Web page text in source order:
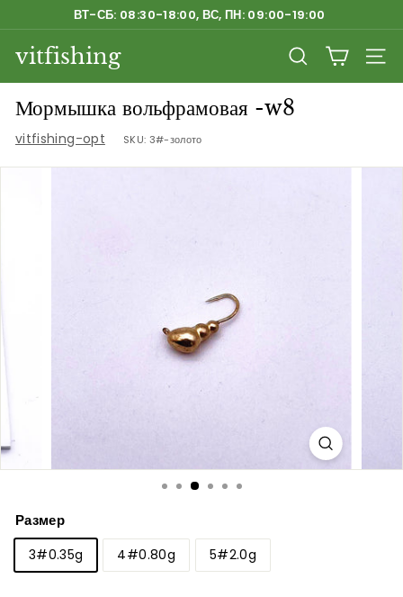
к
содержанию
Приостановить
ВТ-СБ: 08:30-18:00, ВС, ПН: 09:00-19:00
vitfishing ПОИСК
Мормышка вольфрамовая -w8
vitfishing-opt SKU: 3#-золото
Размер
3#0.35g 4#0.80g 5#2.0g